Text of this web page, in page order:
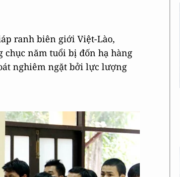
ranh biên giới Việt-Lào,
chục năm tuổi bị đốn hạ hàng
nghiêm ngặt bởi lực lượng